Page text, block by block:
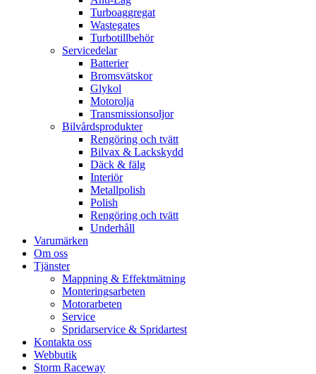
Turboaggregat
Wastegates
Turbotillbehör
Servicedelar
Batterier
Bromsvätskor
Glykol
Motorolja
Transmissionsoljor
Bilvårdsprodukter
Rengöring och tvätt
Bilvax & Lackskydd
Däck & fälg
Interiör
Metallpolish
Polish
Rengöring och tvätt
Underhåll
Varumärken
Om oss
Tjänster
Mappning & Effektmätning
Monteringsarbeten
Motorarbeten
Service
Spridarservice & Spridartest
Kontakta oss
Webbutik
Storm Raceway